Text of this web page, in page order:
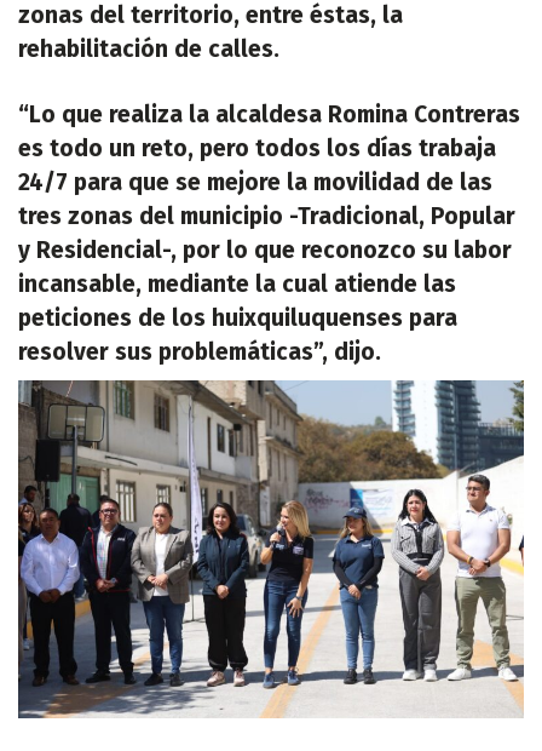
zonas del territorio, entre éstas, la
rehabilitación de calles.
“Lo que realiza la alcaldesa Romina Contreras
es todo un reto, pero todos los días trabaja
24/7 para que se mejore la movilidad de las
tres zonas del municipio -Tradicional, Popular
y Residencial-, por lo que reconozco su labor
incansable, mediante la cual atiende las
peticiones de los huixquiluquenses para
resolver sus problemáticas”, dijo.